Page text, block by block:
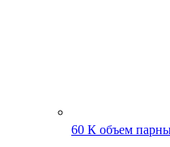
60 К объем